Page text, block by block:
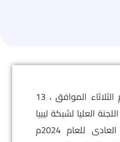
عقدت صباح اليوم الثلاثاء الموافق ، 13
2024م، اللجنة العليا لشبكة ليبيا
للتجارة إجتماعها العادى للعام 2024م